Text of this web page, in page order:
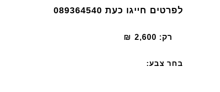
לפרטים חייגו כעת 089364540
בחר צבע:
רק: 2,600
₪